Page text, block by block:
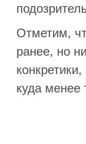
Отметим,
ранее, но
куда менее